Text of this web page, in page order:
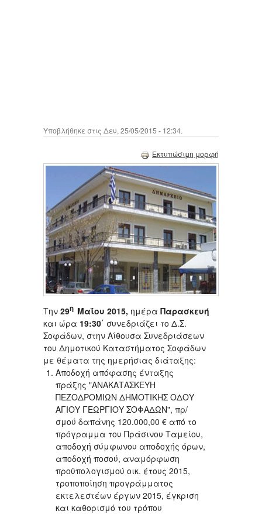
Υποβλήθηκε στις Δευ, 25/05/2015 - 12:34.
Εκτυπώσιμη μορφή
Την 29η Μαΐου 2015, ημέρα Παρασκευή
και ώρα 19:30΄ συνεδριάζει το Δ.Σ.
Σοφάδων, στην Αίθουσα Συνεδριάσεων
του Δημοτικού Καταστήματος Σοφάδων
με θέματα της ημερήσιας διάταξης:
Αποδοχή απόφασης ένταξης
πράξης "ΑΝΑΚΑΤΑΣΚΕΥΗ
ΠΕΖΟΔΡΟΜΙΩΝ ΔΗΜΟΤΙΚΗΣ ΟΔΟΥ
ΑΓΙΟΥ ΓΕΩΡΓΙΟΥ ΣΟΦΑΔΩΝ", πρ/
σμού δαπάνης 120.000,00 € από το
πρόγραμμα του Πράσινου Ταμείου,
αποδοχή σύμφωνου αποδοχής όρων,
αποδοχή ποσού, αναμόρφωση
προϋπολογισμού οικ. έτους 2015,
τροποποίηση προγράμματος
εκτελεστέων έργων 2015, έγκριση
και καθορισμό του τρόπου